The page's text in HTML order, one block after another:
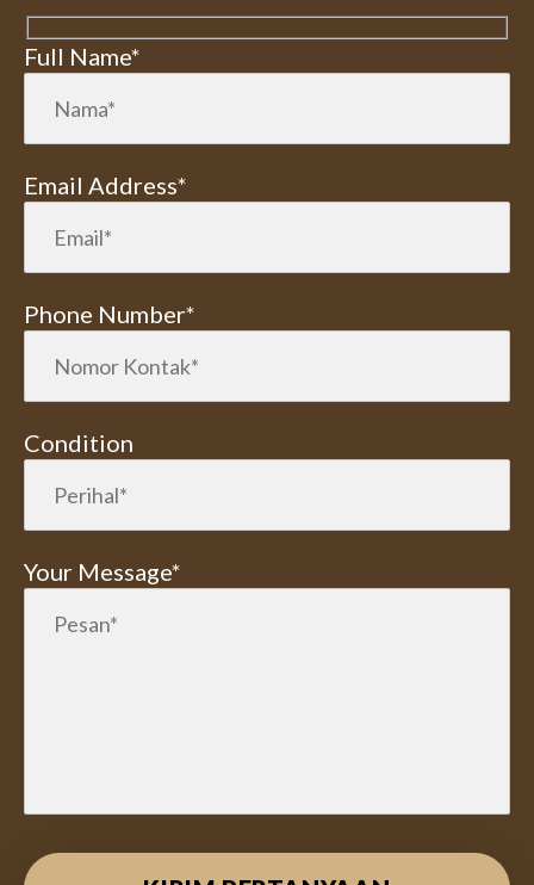
Full Name*
Email Address*
Phone Number*
Condition
Your Message*